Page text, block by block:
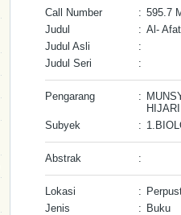
Call Number : 595.7
Judul
: Al-
Judul Asli
:
Judul Seri
:
Pengarang :
Subyek
:
Abstrak :
Lokasi :
Jenis
: Buku